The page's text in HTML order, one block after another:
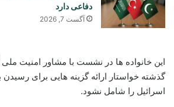
دفاعی دارد
آگست 7, 2026
این خانواده ها در نشست با مشاور امنیت ملی
گذشته خواستار ارائه گزینه هایی برای
اسرائیل را شامل نشود.